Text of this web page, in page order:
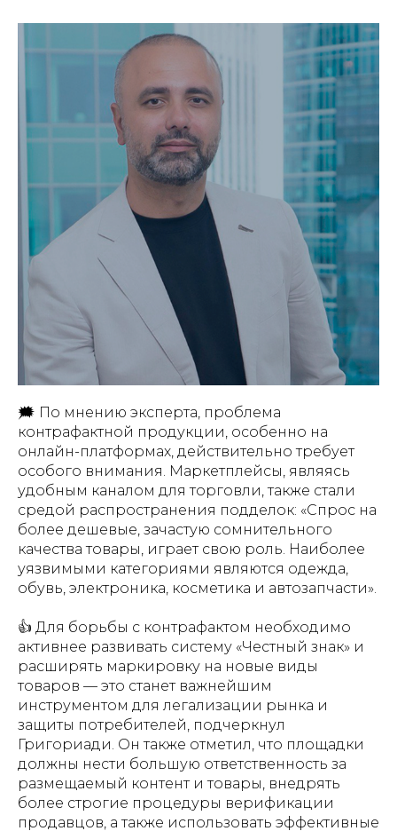
🗯 По мнению эксперта, проблема
контрафактной продукции, особенно на
онлайн-платформах, действительно требует
особого внимания. Маркетплейсы, являясь
удобным каналом для торговли, также стали
средой распространения подделок: «Спрос на
более дешевые, зачастую сомнительного
качества товары, играет свою роль. Наиболее
уязвимыми категориями являются одежда,
обувь, электроника, косметика и автозапчасти».
👍 Для борьбы с контрафактом необходимо
активнее развивать систему «Честный знак» и
расширять маркировку на новые виды
товаров — это станет важнейшим
инструментом для легализации рынка и
защиты потребителей, подчеркнул
Григориади. Он также отметил, что площадки
должны нести большую ответственность за
размещаемый контент и товары, внедрять
более строгие процедуры верификации
продавцов, а также использовать эффективные